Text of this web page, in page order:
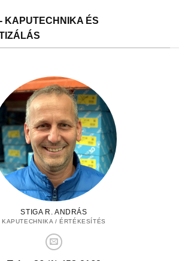
KAPUTECHNIKA ÉS
STIGA R. ANDRÁS
KAPUTECHNIKA / ÉRTÉKESÍTÉS